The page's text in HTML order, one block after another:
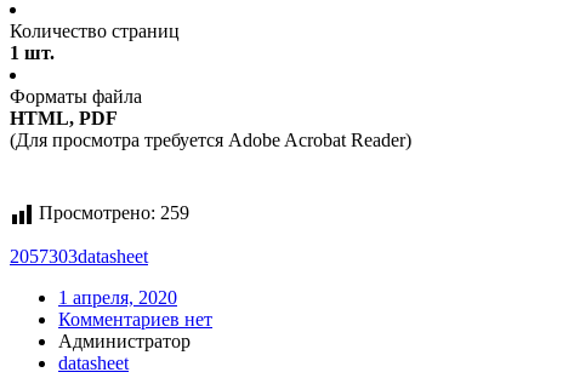
Количество страниц
1 шт.
Форматы файла
HTML, PDF
(Для просмотра требуется Adobe Acrobat Reader)
Просмотрено: 259
2057303datasheet
1 апреля, 2020
Комментариев нет
Администратор
datasheet